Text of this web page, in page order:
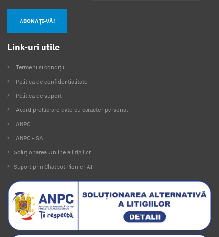
ABONAȚI-VĂ!
Link-uri utile
Termeni și condiții
Politica de confidențialitate
Politica de suport
Acord prelucrare date cu caracter personal
ANPC
ANPC - SAL
Soluționarea Online a litigiilor
Suport prin Chatbot Pionier AI